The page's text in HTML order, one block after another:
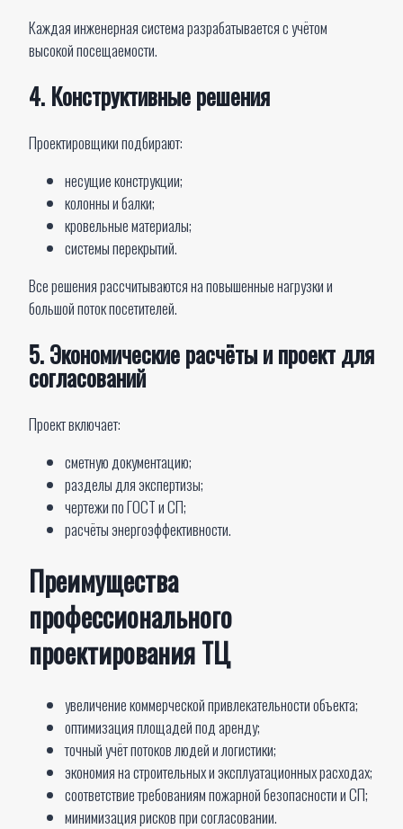
Каждая инженерная система разрабатывается с учётом
высокой посещаемости.
4. Конструктивные решения
Проектировщики подбирают:
несущие конструкции;
колонны и балки;
кровельные материалы;
системы перекрытий.
Все решения рассчитываются на повышенные нагрузки и
большой поток посетителей.
5. Экономические расчёты и проект для
согласований
Проект включает:
сметную документацию;
разделы для экспертизы;
чертежи по ГОСТ и СП;
расчёты энергоэффективности.
Преимущества
профессионального
проектирования ТЦ
увеличение коммерческой привлекательности объекта;
оптимизация площадей под аренду;
точный учёт потоков людей и логистики;
экономия на строительных и эксплуатационных расходах;
соответствие требованиям пожарной безопасности и СП;
минимизация рисков при согласовании.